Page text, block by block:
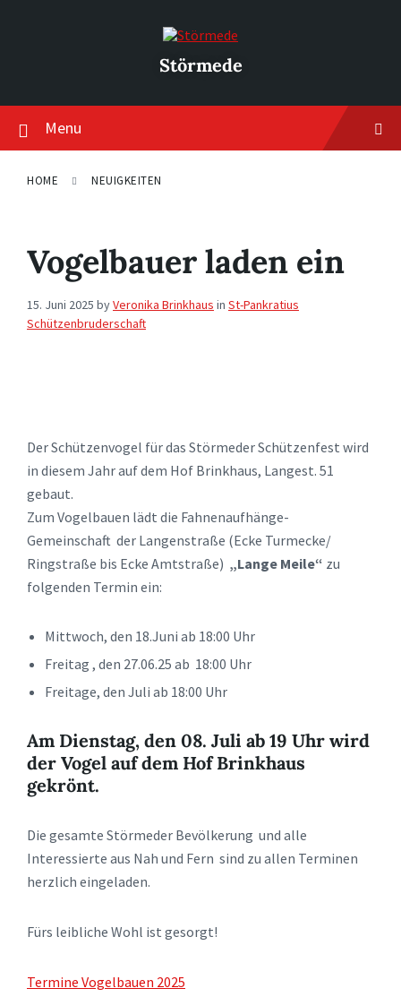
Störmede
Menu
HOME NEUIGKEITEN
Vogelbauer laden ein
15. Juni 2025 byVeronika Brinkhaus in St-Pankratius
Schützenbruderschaft
Der Schützenvogel für das Störmeder Schützenfest wird
in diesem Jahr auf dem Hof Brinkhaus, Langest. 51
gebaut.
Zum Vogelbauen lädt die Fahnenaufhänge-
Gemeinschaft der Langenstraße (Ecke Turmecke/
Ringstraße bis Ecke Amtstraße) „Lange Meile“ zu
folgenden Termin ein:
Mittwoch, den 18.Juni ab 18:00 Uhr
Freitag , den 27.06.25 ab 18:00 Uhr
Freitage, den Juli ab 18:00 Uhr
Am Dienstag, den 08. Juli ab 19 Uhr wird
der Vogel auf dem Hof Brinkhaus
gekrönt.
Die gesamte Störmeder Bevölkerung und alle
Interessierte aus Nah und Fern sind zu allen Terminen
herzlich eingeladen.
Fürs leibliche Wohl ist gesorgt!
Termine Vogelbauen 2025